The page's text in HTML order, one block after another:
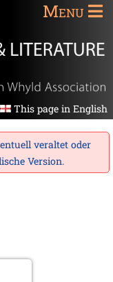
Menu
This page in English
veraltet oder
Version.